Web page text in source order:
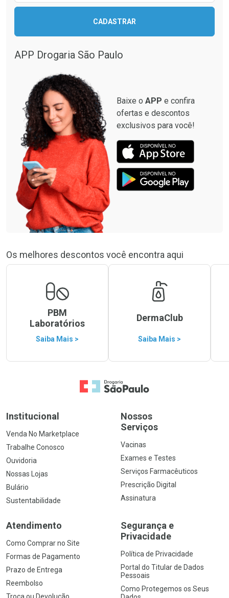
CADASTRAR
APP Drogaria São Paulo
Baixe o APP e confira
ofertas e descontos
exclusivos para você!
Os melhores descontos você encontra aqui
PBM
Laboratórios
Saiba Mais >
DermaClub
Saiba Mais >
Ir para a Home
Institucional
Venda No Marketplace
Trabalhe Conosco
Ouvidoria
Nossas Lojas
Bulário
Sustentabilidade
Nossos
Serviços
Vacinas
Exames e Testes
Serviços Farmacêuticos
Prescrição Digital
Assinatura
Atendimento
Como Comprar no Site
Formas de Pagamento
Prazo de Entrega
Reembolso
Segurança e
Privacidade
Política de Privacidade
Portal do Titular de Dados
Pessoais
Como Protegemos os Seus